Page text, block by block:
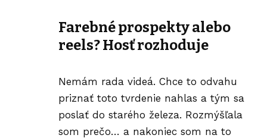
Farebné prospekty alebo
reels?Hosť rozhoduje
Nemám rada videá. Chce to odvahu
priznať toto tvrdenie nahlas a tým sa
poslať do starého železa. Rozmýšľala
som prečo… a nakoniec som na to